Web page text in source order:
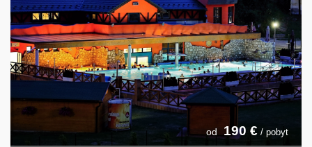
od 190 € / pobyt